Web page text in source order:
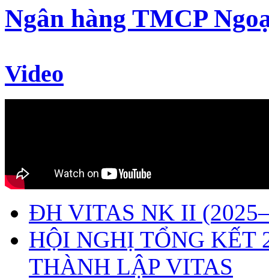
Ngân hàng TMCP
Video
ĐH VITAS NK II
HỘI NGHỊ TỔNG
THÀNH LẬP VITAS